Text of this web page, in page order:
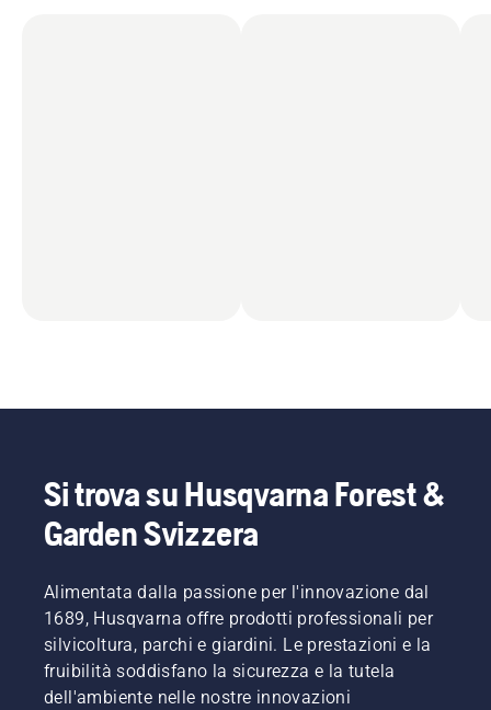
Si trova su Husqvarna Forest &
Garden Svizzera
Alimentata dalla passione per l'innovazione dal
1689, Husqvarna offre prodotti professionali per
silvicoltura, parchi e giardini. Le prestazioni e la
fruibilità soddisfano la sicurezza e la tutela
dell'ambiente nelle nostre innovazioni